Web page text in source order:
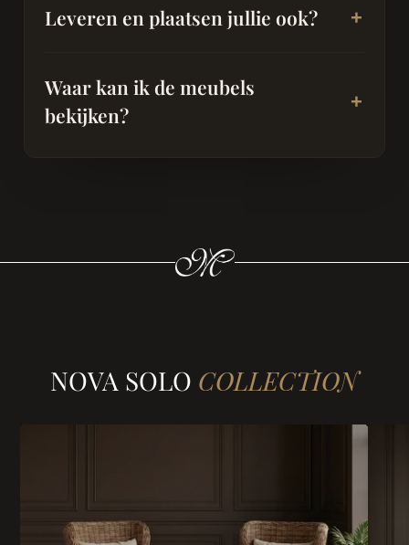
Leveren en plaatsen jullie ook?
Waar kan ik de meubels
bekijken?
NOVA SOLO COLLECTION